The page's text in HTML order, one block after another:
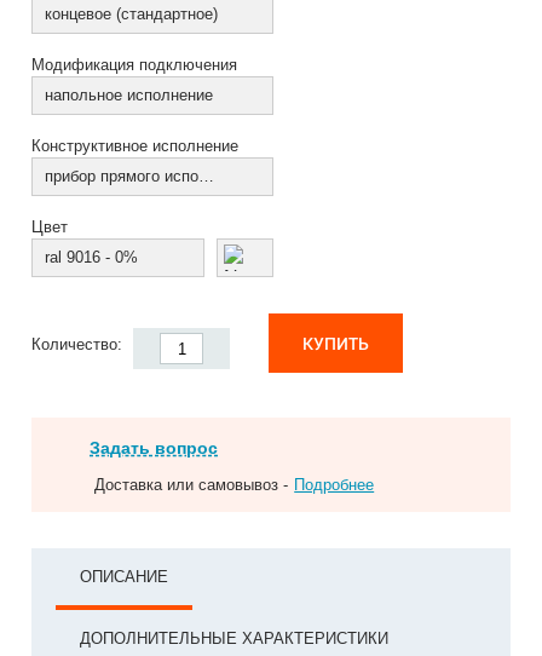
концевое (стандартное)
Модификация подключения
напольное исполнение
Конструктивное исполнение
прибор прямого исполнения
Цвет
ral 9016 - 0%
Количество: КУПИТЬ
Задать вопрос
Доставка или самовывоз - Подробнее
ОПИСАНИЕ
ДОПОЛНИТЕЛЬНЫЕ ХАРАКТЕРИСТИКИ